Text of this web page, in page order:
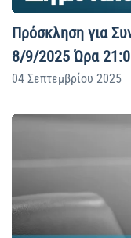
Πρόσκληση για
8/9/2025 Ώρα
04 Σεπτεμβρίου 2025